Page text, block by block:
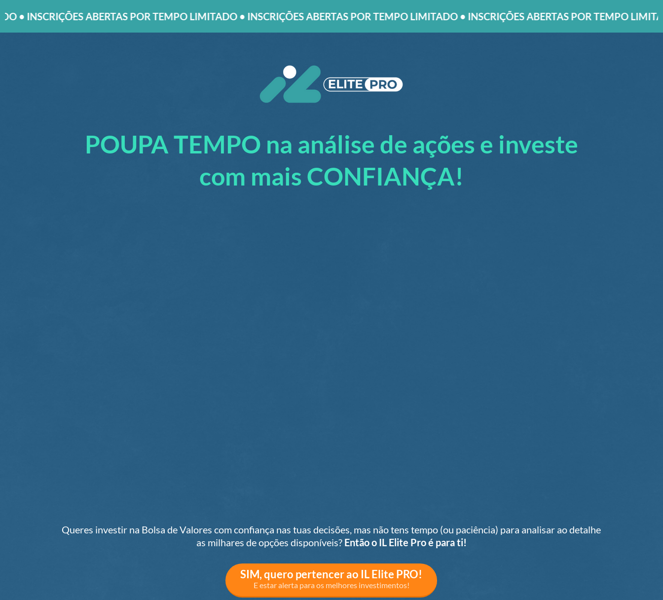
POR TEMPO LIMITADO • INSCRIÇÕES ABERTAS POR TEMPO LIMITADO • INSCRIÇÕES ABERTAS POR TEMPO LIMITADO •
POUPA TEMPO na análise de ações e investe
com mais CONFIANÇA!
Queres investir na Bolsa de Valores com confiança nas tuas decisões, mas não tens tempo (ou paciência) para analisar ao detalhe
as milhares de opções disponíveis? Então o IL Elite Pro é para ti!
SIM, quero pertencer ao IL Elite PRO!
E estar alerta para os melhores investimentos!